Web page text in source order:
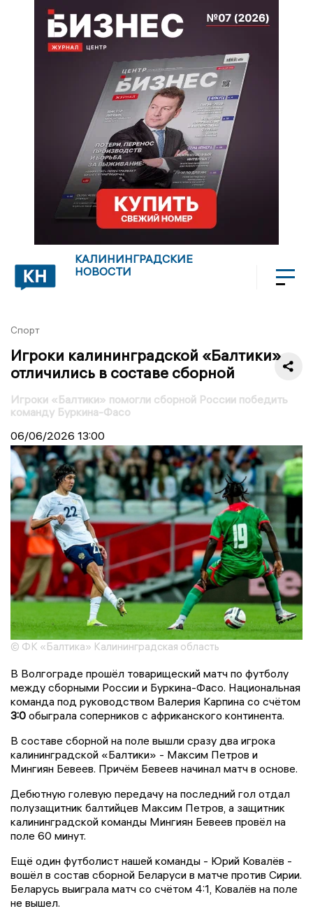
КАЛИНИНГРАДСКИЕ
НОВОСТИ
Спорт
Игроки калининградской «Балтики»
отличились в составе сборной
Игроки «Балтики» помогли сборной России победить
команду Буркина-Фасо
06/06/2026 13:00
© ФК «Балтика» Калининградская область
В Волгограде прошёл товарищеский матч по футболу
между сборными России и Буркина-Фасо. Национальная
команда под руководством Валерия Карпина со счётом
3:0 обыграла соперников с африканского континента.
В составе сборной на поле вышли сразу два игрока
калининградской «Балтики» - Максим Петров и
Мингиян Бевеев. Причём Бевеев начинал матч в основе.
Дебютную голевую передачу на последний гол отдал
полузащитник балтийцев Максим Петров, а защитник
калининградской команды Мингиян Бевеев провёл на
поле 60 минут.
Ещё один футболист нашей команды - Юрий Ковалёв -
вошёл в состав сборной Беларуси в матче против Сирии.
Беларусь выиграла матч со счётом 4:1, Ковалёв на поле
не вышел.